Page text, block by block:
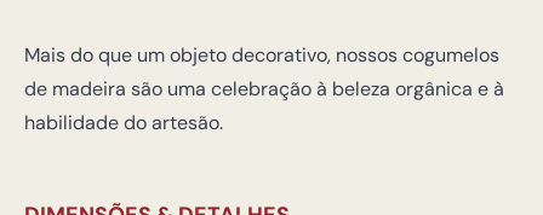
Mais do que um objeto decorativo, nossos cogumelos
de madeira são uma celebração à beleza orgânica e à
habilidade do artesão.